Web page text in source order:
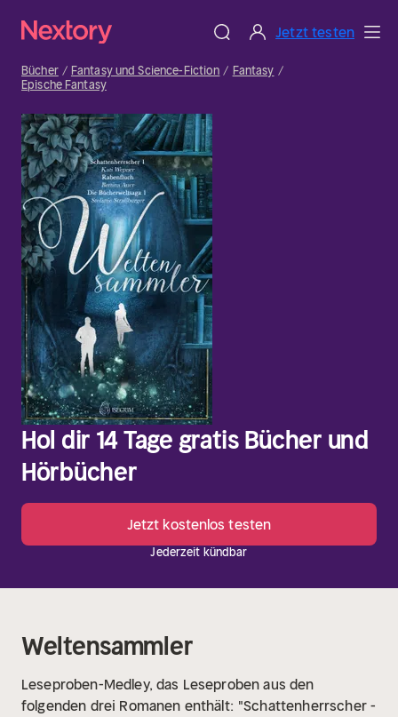
Jetzt testen
Bücher Fantasy und Science-Fiction
Fantasy
Epische Fantasy
Hol dir 14 Tage gratis Bücher und
Hörbücher
Jetzt kostenlos testen
Jederzeit kündbar
Weltensammler
Leseproben-Medley, das Leseproben aus den
folgenden drei Romanen enthält: "Schattenherrscher -